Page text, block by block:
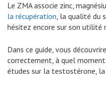
Le ZMA associe zinc,
la récupération, la qualité du
hésitez encore sur son utilité
Dans ce guide, vous
correctement, à quel
études sur la testostérone,